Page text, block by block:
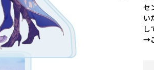
セ
い
し
→